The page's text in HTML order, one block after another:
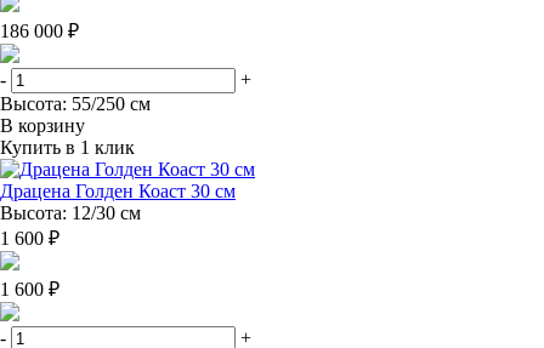
186 000 ₽
-
+
Высота: 55/250 см
В корзину
Купить в 1 клик
Драцена Голден Коаст 30 см
Высота: 12/30 см
1 600 ₽
1 600 ₽
-
+